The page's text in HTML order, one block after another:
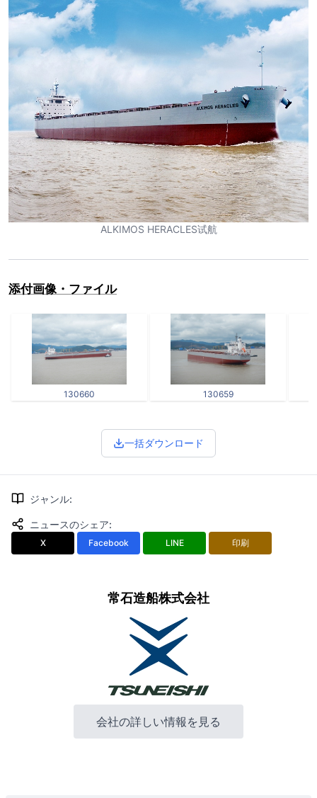
ALKIMOS HERACLES试航
添付画像・ファイル
130660 130659
一括ダウンロード
ジャンル:
ニュースのシェア:
X Facebook LINE 印刷
常石造船株式会社
会社の詳しい情報を見る